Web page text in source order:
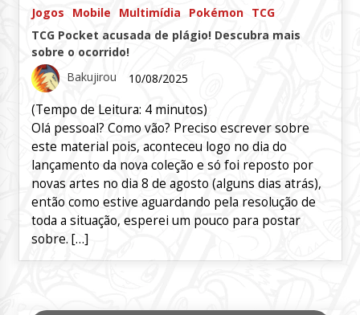
Jogos Mobile Multimídia Pokémon
TCG
TCG Pocket acusada de plágio! Descubra mais
sobre o ocorrido!
Bakujirou
10/08/2025
(Tempo de Leitura: 4 minutos)
Olá pessoal? Como vão? Preciso escrever sobre
este material pois, aconteceu logo no dia do
lançamento da nova coleção e só foi reposto por
novas artes no dia 8 de agosto (alguns dias atrás),
então como estive aguardando pela resolução de
toda a situação, esperei um pouco para postar
sobre. […]